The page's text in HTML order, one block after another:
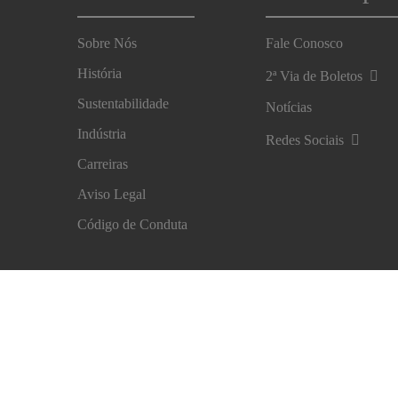
Sobre Nós
História
Sustentabilidade
Indústria
Carreiras
Aviso Legal
Código de Conduta
Fale Conosco
2ª Via de Boletos
Notícias
Redes Sociais